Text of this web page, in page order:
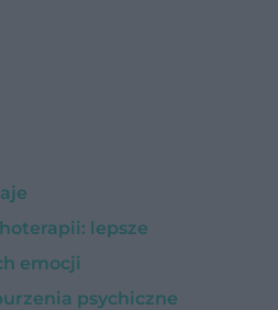
lepsze
emocji
psychiczne